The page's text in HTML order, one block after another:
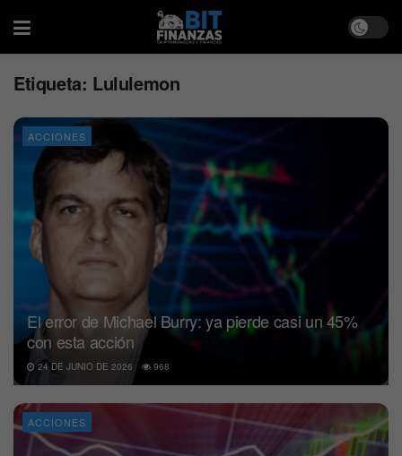
Etiqueta: Lululemon
ACCIONES
El error de Michael Burry: ya pierde casi un 45%
con esta acción
24 DE JUNIO DE 2026 968
ACCIONES